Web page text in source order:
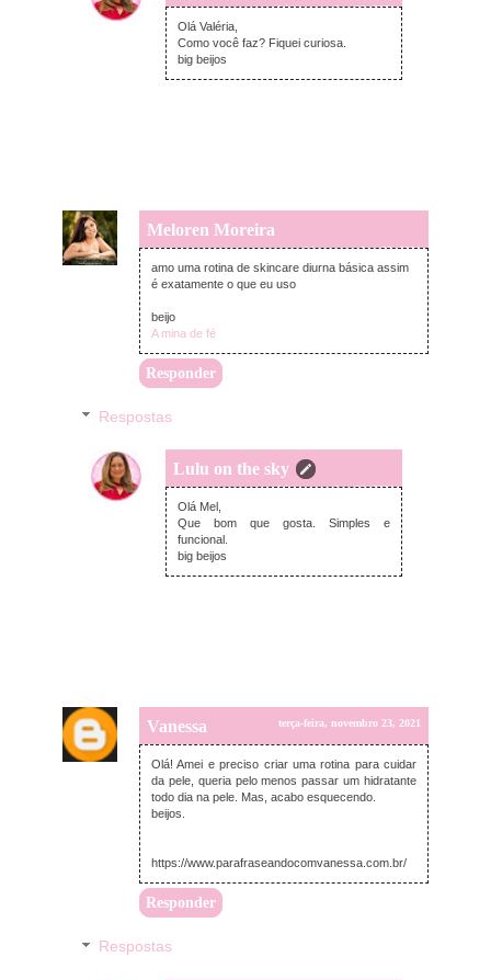
terça-feira, novembro 23, 2021
Olá Valéria,
Como você faz? Fiquei curiosa.
big beijos
Meloren Moreira
terça-feira, novembro 23, 2021
amo uma rotina de skincare diurna básica assim
é exatamente o que eu uso
beijo
A mina de fé
Responder
Respostas
Lulu on the sky
terça-feira, novembro 23, 2021
Olá Mel,
Que bom que gosta. Simples e
funcional.
big beijos
Vanessa terça-feira, novembro 23, 2021
Olá! Amei e preciso criar uma rotina para cuidar
da pele, queria pelo menos passar um hidratante
todo dia na pele. Mas, acabo esquecendo.
beijos.
https://www.parafraseandocomvanessa.com.br/
Responder
Respostas